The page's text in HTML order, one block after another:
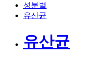
성분별
유산균
유산균